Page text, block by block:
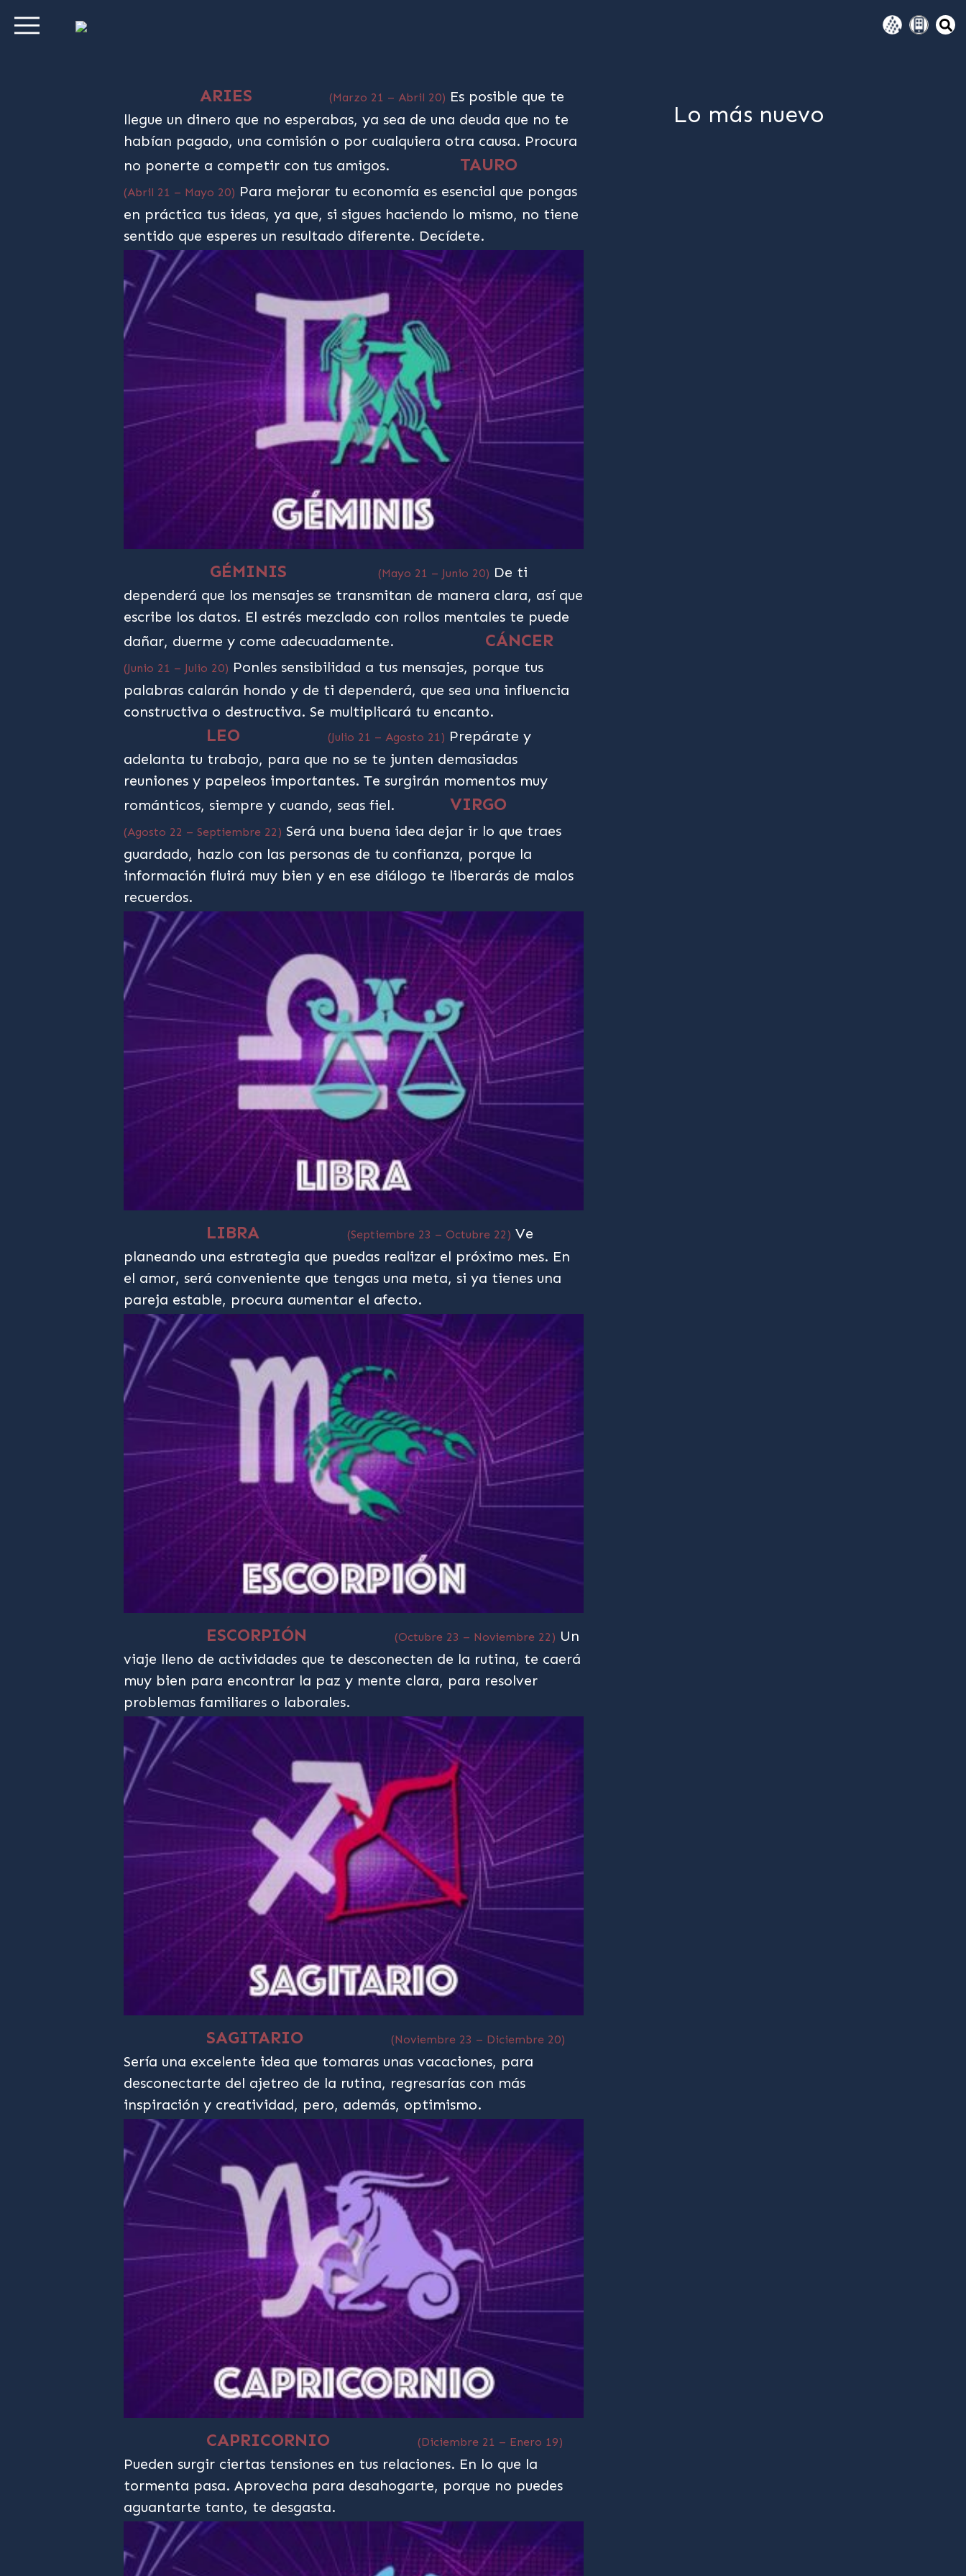
ARIES (Marzo 21 – Abril 20) Es posible que te
llegue un dinero que no esperabas, ya sea de una deuda que no te
habían pagado, una comisión o por cualquiera otra causa. Procura
no ponerte a competir con tus amigos.
TAURO
(Abril 21 – Mayo 20) Para mejorar tu economía es esencial que pongas
en práctica tus ideas, ya que, si sigues haciendo lo mismo, no tiene
sentido que esperes un resultado diferente. Decídete.
GÉMINIS (Mayo 21 – Junio 20) De ti
dependerá que los mensajes se transmitan de manera clara, así que
escribe los datos. El estrés mezclado con rollos mentales te puede
dañar, duerme y come adecuadamente.
CÁNCER
(Junio 21 – Julio 20) Ponles sensibilidad a tus mensajes, porque tus
palabras calarán hondo y de ti dependerá, que sea una influencia
constructiva o destructiva. Se multiplicará tu encanto.
LEO (Julio 21 – Agosto 21) Prepárate y
adelanta tu trabajo, para que no se te junten demasiadas
reuniones y papeleos importantes. Te surgirán momentos muy
románticos, siempre y cuando, seas fiel.
VIRGO
(Agosto 22 – Septiembre 22) Será una buena idea dejar ir lo que traes
guardado, hazlo con las personas de tu confianza, porque la
información fluirá muy bien y en ese diálogo te liberarás de malos
recuerdos.
LIBRA (Septiembre 23 – Octubre 22) Ve
planeando una estrategia que puedas realizar el próximo mes. En
el amor, será conveniente que tengas una meta, si ya tienes una
pareja estable, procura aumentar el afecto.
ESCORPIÓN (Octubre 23 – Noviembre 22) Un
viaje lleno de actividades que te desconecten de la rutina, te caerá
muy bien para encontrar la paz y mente clara, para resolver
problemas familiares o laborales.
SAGITARIO (Noviembre 23 – Diciembre 20)
Sería una excelente idea que tomaras unas vacaciones, para
desconectarte del ajetreo de la rutina, regresarías con más
inspiración y creatividad, pero, además, optimismo.
CAPRICORNIO (Diciembre 21 – Enero 19)
Pueden surgir ciertas tensiones en tus relaciones. En lo que la
tormenta pasa. Aprovecha para desahogarte, porque no puedes
aguantarte tanto, te desgasta.
Lo más nuevo